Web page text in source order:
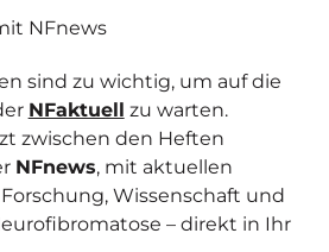
NFnews
sind zu wichtig, um auf die
NFaktuell zu warten.
zwischen den Heften
NFnews, mit aktuellen
Wissenschaft und
– direkt in Ihr